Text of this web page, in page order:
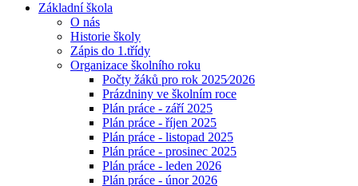
Základní škola
O nás
Historie školy
Zápis do 1.třídy
Organizace školního roku
Počty žáků pro rok 2025⁄2026
Prázdniny ve školním roce
Plán práce - září 2025
Plán práce - říjen 2025
Plán práce - listopad 2025
Plán práce - prosinec 2025
Plán práce - leden 2026
Plán práce - únor 2026